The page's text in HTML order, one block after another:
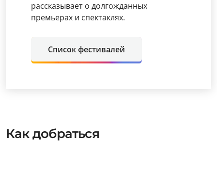
рассказывает о долгожданных
премьерах и спектаклях.
Список фестивалей
Как добраться